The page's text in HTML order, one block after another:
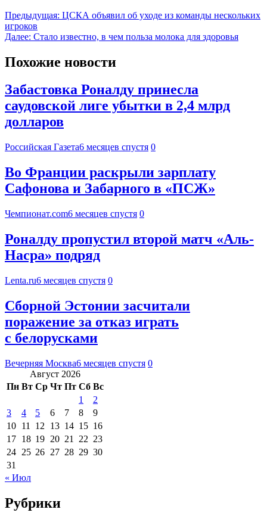
Предыдущая: ЦСКА объявил об уходе из команды нескольких
игроков
Далее: Стало известно, в чем польза молока для здоровья
Похожие новости
Забастовка Роналду принесла
саудовской лиге убытки в 2,4 млрд
долларов
Российская Газета6 месяцев спустя 0
Во Франции раскрыли зарплату
Сафонова и Забарного в «ПСЖ»
Чемпионат.com6 месяцев спустя 0
Роналду пропустил второй матч «Аль-
Насра» подряд
Lenta.ru6 месяцев спустя 0
Сборной Эстонии засчитали
поражение за отказ играть
с белорусками
Вечерняя Москва6 месяцев спустя 0
Август 2026
Пн Вт Ср Чт Пт Сб Вс
1
2
3
4 5 6 7 8
9
10 11 12 13 14 15 16
17 18 19 20 21 22 23
24 25 26 27 28 29 30
31
« Июл
Рубрики